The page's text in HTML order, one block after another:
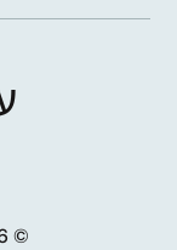
© 2026 All Rights Reserved